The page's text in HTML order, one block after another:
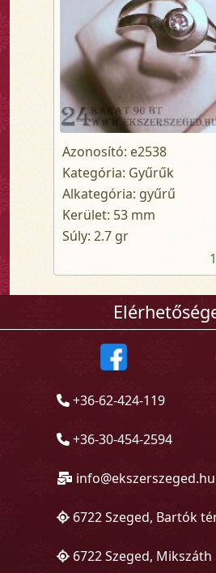
Azonosító: e2538
Kategória: Gyűrűk
Alkategória: gyűrű
Kerület: 53 mm
Súly: 2.7 gr
+36-62-424-119
+36-30-454-2594
info@ekszerszeged.hu
6722 Szeged, Bartók
6722 Szeged,